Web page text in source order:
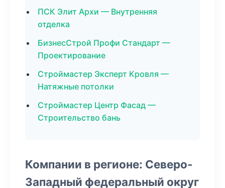
ПСК Элит Архи — Внутренняя
отделка
БизнесСтрой Профи Стандарт —
Проектирование
Строймастер Эксперт Кровля —
Натяжные потолки
Строймастер Центр Фасад —
Строительство бань
Компании в регионе: Северо-
Западный федеральный округ